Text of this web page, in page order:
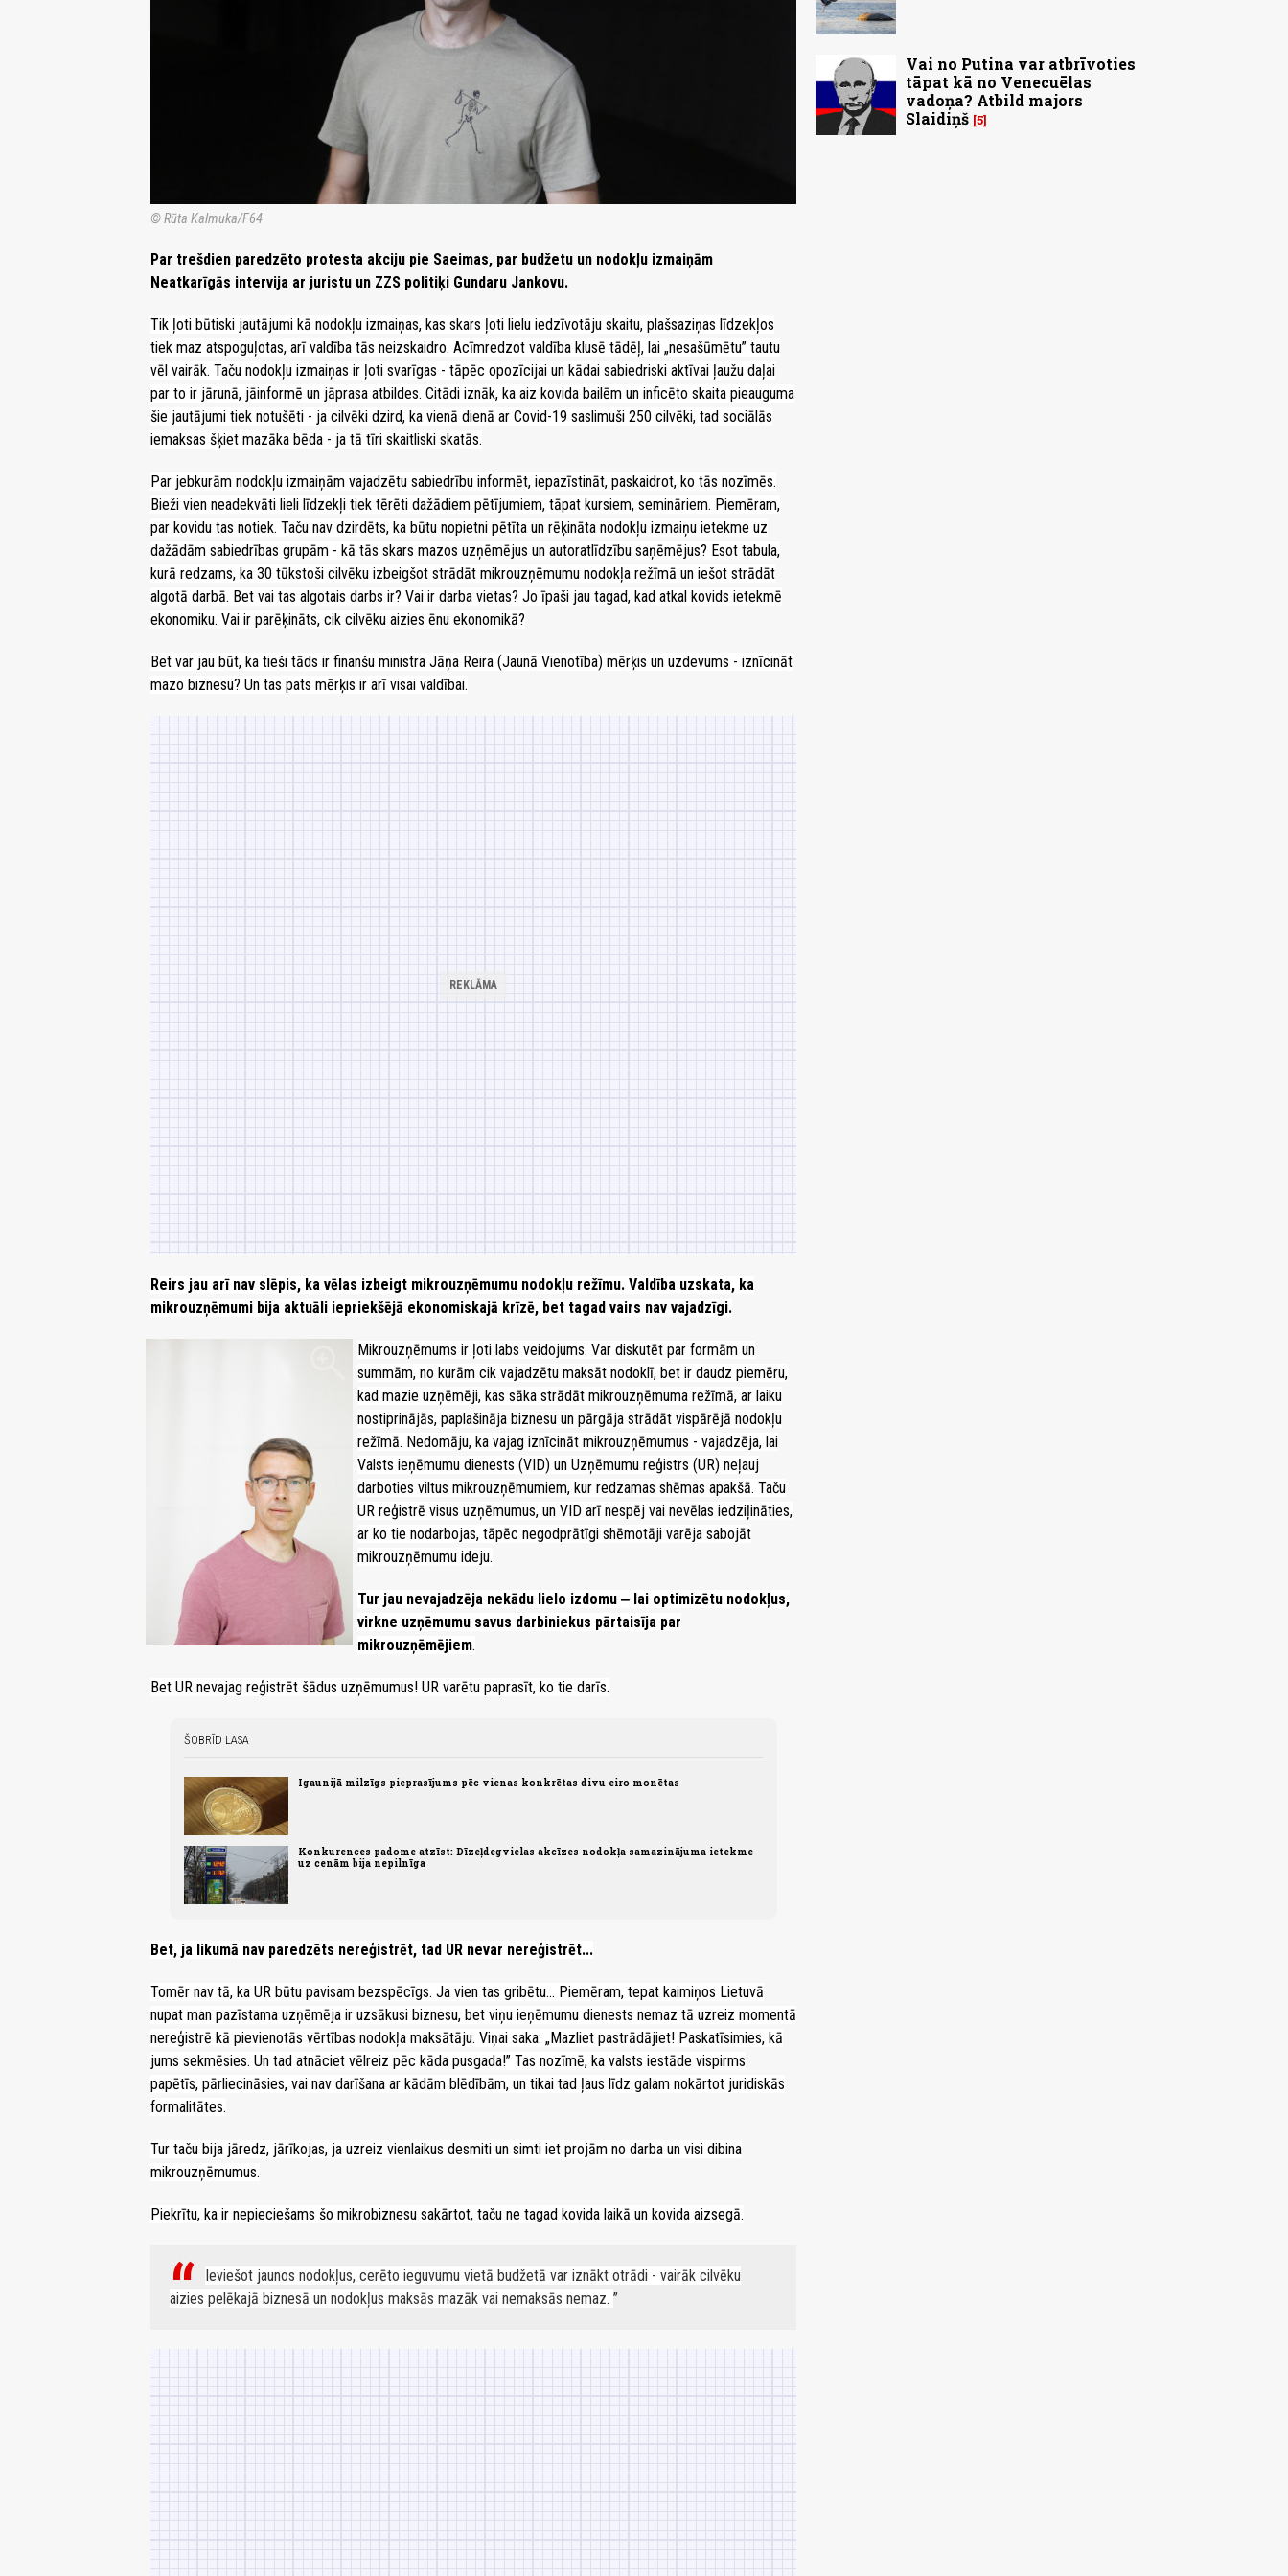
© Rūta Kalmuka/F64
Par trešdien paredzēto protesta akciju pie Saeimas, par budžetu un nodokļu izmaiņām
Neatkarīgās intervija ar juristu un ZZS politiķi Gundaru Jankovu.
Tik ļoti būtiski jautājumi kā nodokļu izmaiņas, kas skars ļoti lielu iedzīvotāju skaitu, plašsaziņas līdzekļos
tiek maz atspoguļotas, arī valdība tās neizskaidro. Acīmredzot valdība klusē tādēļ, lai „nesašūmētu” tautu
vēl vairāk. Taču nodokļu izmaiņas ir ļoti svarīgas - tāpēc opozīcijai un kādai sabiedriski aktīvai ļaužu daļai
par to ir jārunā, jāinformē un jāprasa atbildes. Citādi iznāk, ka aiz kovida bailēm un inficēto skaita pieauguma
šie jautājumi tiek notušēti - ja cilvēki dzird, ka vienā dienā ar Covid-19 saslimuši 250 cilvēki, tad sociālās
iemaksas šķiet mazāka bēda - ja tā tīri skaitliski skatās.
Par jebkurām nodokļu izmaiņām vajadzētu sabiedrību informēt, iepazīstināt, paskaidrot, ko tās nozīmēs.
Bieži vien neadekvāti lieli līdzekļi tiek tērēti dažādiem pētījumiem, tāpat kursiem, semināriem. Piemēram,
par kovidu tas notiek. Taču nav dzirdēts, ka būtu nopietni pētīta un rēķināta nodokļu izmaiņu ietekme uz
dažādām sabiedrības grupām - kā tās skars mazos uzņēmējus un autoratlīdzību saņēmējus? Esot tabula,
kurā redzams, ka 30 tūkstoši cilvēku izbeigšot strādāt mikrouzņēmumu nodokļa režīmā un iešot strādāt
algotā darbā. Bet vai tas algotais darbs ir? Vai ir darba vietas? Jo īpaši jau tagad, kad atkal kovids ietekmē
ekonomiku. Vai ir parēķināts, cik cilvēku aizies ēnu ekonomikā?
Bet var jau būt, ka tieši tāds ir finanšu ministra Jāņa Reira (Jaunā Vienotība) mērķis un uzdevums - iznīcināt
mazo biznesu? Un tas pats mērķis ir arī visai valdībai.
Reirs jau arī nav slēpis, ka vēlas izbeigt mikrouzņēmumu nodokļu režīmu. Valdība uzskata, ka
mikrouzņēmumi bija aktuāli iepriekšējā ekonomiskajā krīzē, bet tagad vairs nav vajadzīgi.
Mikrouzņēmums ir ļoti labs veidojums. Var diskutēt par formām un
summām, no kurām cik vajadzētu maksāt nodoklī, bet ir daudz piemēru,
kad mazie uzņēmēji, kas sāka strādāt mikrouzņēmuma režīmā, ar laiku
nostiprinājās, paplašināja biznesu un pārgāja strādāt vispārējā nodokļu
režīmā. Nedomāju, ka vajag iznīcināt mikrouzņēmumus - vajadzēja, lai
Valsts ieņēmumu dienests (VID) un Uzņēmumu reģistrs (UR) neļauj
darboties viltus mikrouzņēmumiem, kur redzamas shēmas apakšā. Taču
UR reģistrē visus uzņēmumus, un VID arī nespēj vai nevēlas iedziļināties,
ar ko tie nodarbojas, tāpēc negodprātīgi shēmotāji varēja sabojāt
mikrouzņēmumu ideju.
Tur jau nevajadzēja nekādu lielo izdomu ‒ lai optimizētu nodokļus,
virkne uzņēmumu savus darbiniekus pārtaisīja par
mikrouzņēmējiem.
Bet UR nevajag reģistrēt šādus uzņēmumus! UR varētu paprasīt, ko tie darīs.
ŠOBRĪD LASA
Igaunijā milzīgs pieprasījums pēc vienas konkrētas divu eiro monētas
Konkurences padome atzīst: Dīzeļdegvielas akcīzes nodokļa samazinājuma ietekme
uz cenām bija nepilnīga
Bet, ja likumā nav paredzēts nereģistrēt, tad UR nevar nereģistrēt...
Tomēr nav tā, ka UR būtu pavisam bezspēcīgs. Ja vien tas gribētu... Piemēram, tepat kaimiņos Lietuvā
nupat man pazīstama uzņēmēja ir uzsākusi biznesu, bet viņu ieņēmumu dienests nemaz tā uzreiz momentā
nereģistrē kā pievienotās vērtības nodokļa maksātāju. Viņai saka: „Mazliet pastrādājiet! Paskatīsimies, kā
jums sekmēsies. Un tad atnāciet vēlreiz pēc kāda pusgada!” Tas nozīmē, ka valsts iestāde vispirms
papētīs, pārliecināsies, vai nav darīšana ar kādām blēdībām, un tikai tad ļaus līdz galam nokārtot juridiskās
formalitātes.
Tur taču bija jāredz, jārīkojas, ja uzreiz vienlaikus desmiti un simti iet projām no darba un visi dibina
mikrouzņēmumus.
Piekrītu, ka ir nepieciešams šo mikrobiznesu sakārtot, taču ne tagad kovida laikā un kovida aizsegā.
Ieviešot jaunos nodokļus, cerēto ieguvumu vietā budžetā var iznākt otrādi - vairāk cilvēku
aizies pelēkajā biznesā un nodokļus maksās mazāk vai nemaksās nemaz.
Vai no Putina var atbrīvoties
tāpat kā no Venecuēlas
vadoņa? Atbild majors
Slaidiņš 5